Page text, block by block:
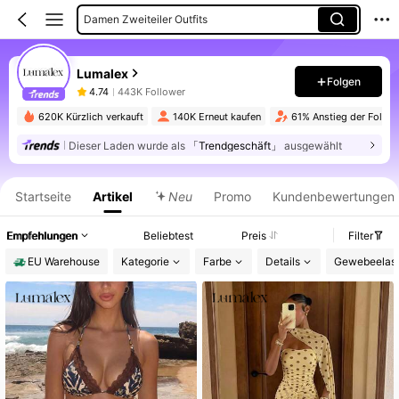
Damen Zweiteiler Outfits
Damen Minikleider
Lumalex
4.74 443K Follower
Folgen
620K Kürzlich verkauft 140K Erneut kaufen 61% Anstieg der
Dieser Laden wurde als 「Trendgeschäft」 ausgewählt
Startseite Artikel Neu Promo Kundenbewertungen
Empfehlungen Beliebtest Preis
Filter
EU Warehouse
Kategorie Farbe Details